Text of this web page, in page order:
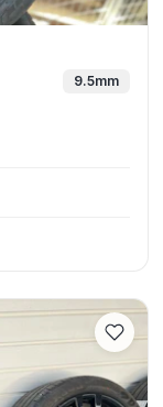
9.5mm